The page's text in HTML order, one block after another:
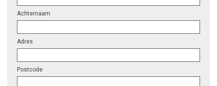
Achternaam
Adres
Postcode